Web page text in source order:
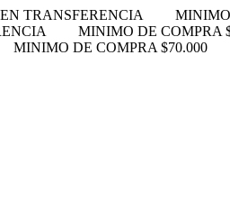
TRANSFERENCIA
MINIMO DE COMPRA
MINIMO DE COMPRA $70.000